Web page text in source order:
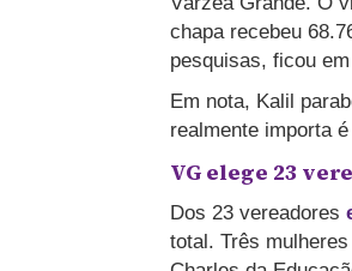
chapa recebeu
pesquisas, ficou
Em nota, Kalil
realmente importa
VG elege 23
Dos 23 vereadores
total. Três